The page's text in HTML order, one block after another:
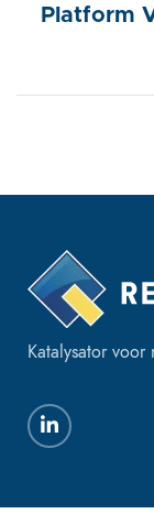
Platform
Katalysator voor